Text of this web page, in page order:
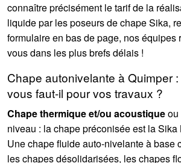
connaître précisément le tarif de la
liquide par les poseurs de chape Sika,
formulaire en bas de page, nos équipes
vous dans les plus brefs délais !
Chape autonivelante à Quimper
vous faut-il pour vos travaux ?
Chape thermique et/ou acoustiqueou
niveau : la chape préconisée est la
Une chape fluide auto-nivelante à base
les chapes désolidarisées, les chapes